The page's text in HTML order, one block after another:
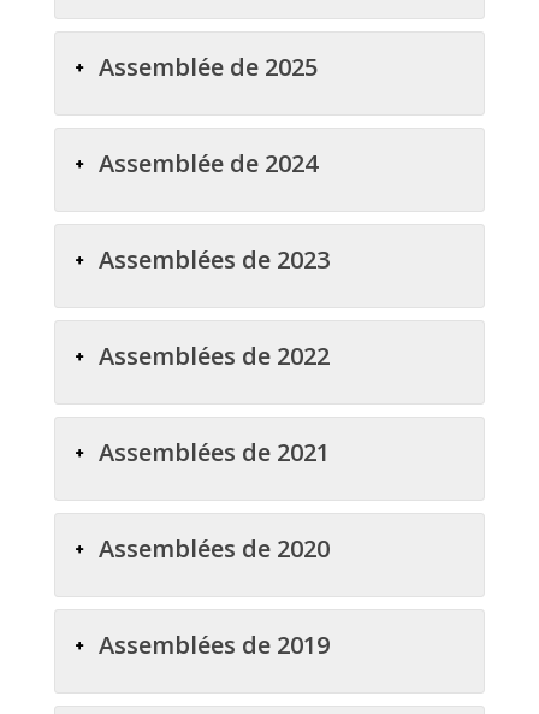
Assemblée de 2025
Assemblée de 2024
Assemblées de 2023
Assemblées de 2022
Assemblées de 2021
Assemblées de 2020
Assemblées de 2019